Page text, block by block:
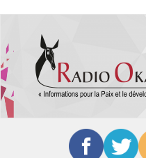
contenu
principal